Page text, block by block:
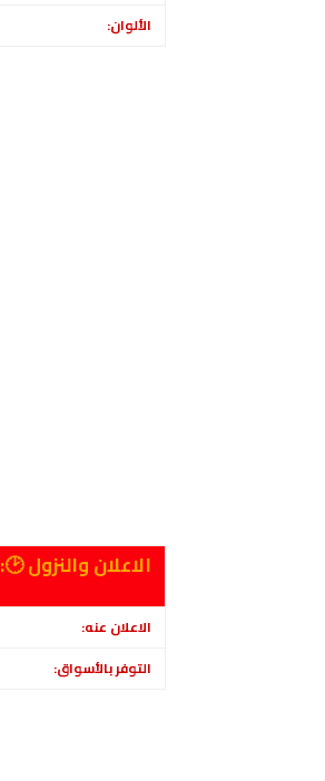
الألوان:
الاعلان والنزول 🕑:
الاعلان عنه:
التوفر بالأسواق: